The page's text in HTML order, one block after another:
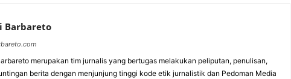
Barbareto
merupakan tim jurnalis yang bertugas melakukan peliputan, penulisan,
berita dengan menjunjung tinggi kode etik jurnalistik dan Pedoman Media